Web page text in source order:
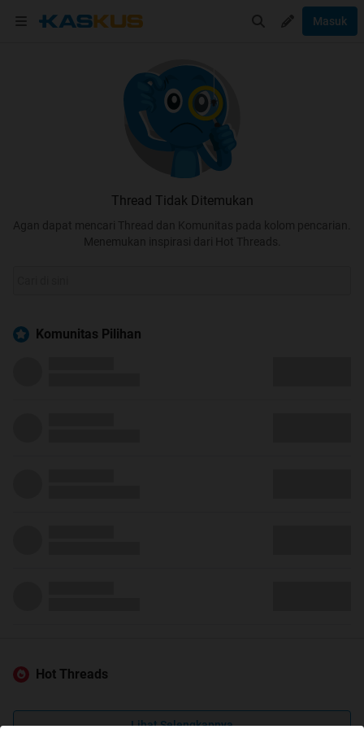
Masuk
Thread Tidak Ditemukan
Agan dapat mencari Thread dan Komunitas pada kolom pencarian.
Menemukan inspirasi dari Hot Threads.
Komunitas Pilihan
Hot Threads
Lihat Selengkapnya